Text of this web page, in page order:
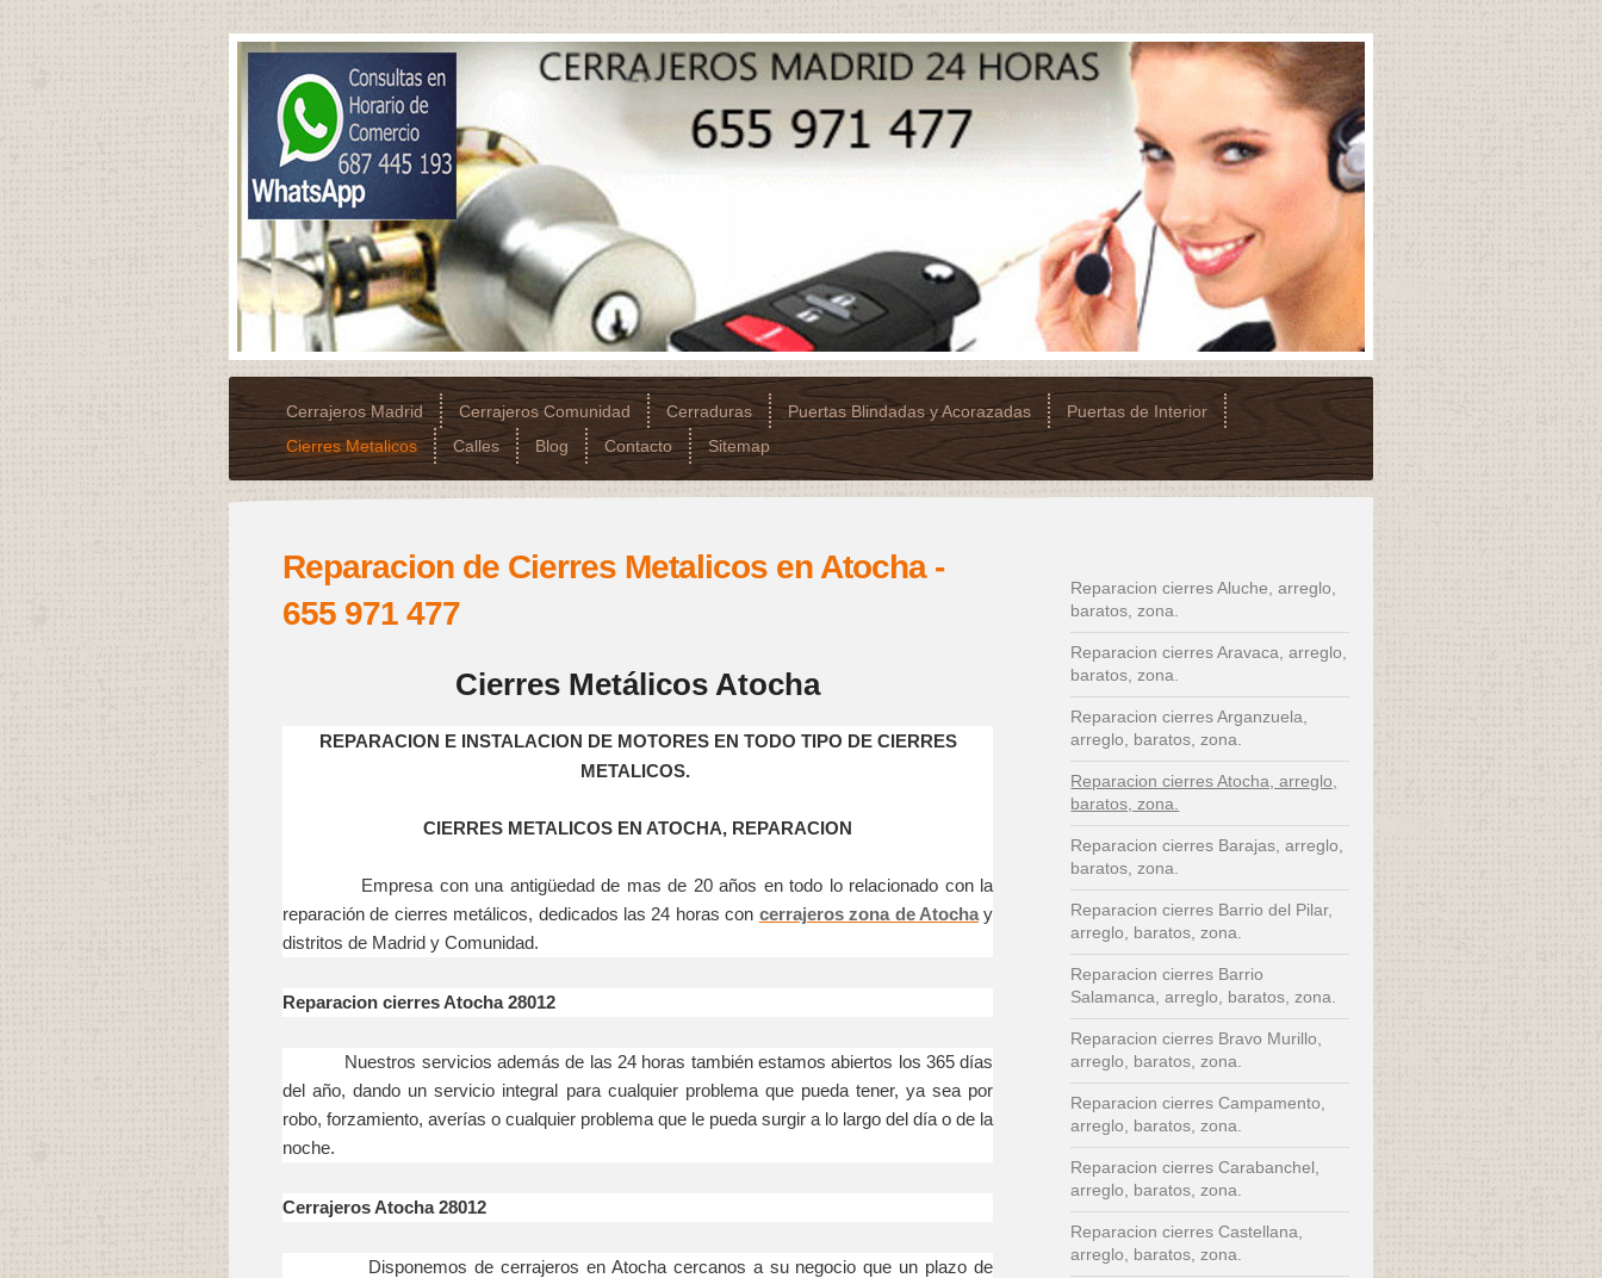
Cerrajeros Madrid Cerrajeros Comunidad Cerraduras Puertas Blindadas y Acorazadas
Puertas de Interior
Cierres Metalicos
Calles Blog Contacto Sitemap
Reparacion de Cierres Metalicos en Atocha -
655 971 477
Cierres Metálicos Atocha
REPARACION E INSTALACION DE MOTORES EN TODO TIPO DE CIERRES
METALICOS.
CIERRES METALICOS EN ATOCHA, REPARACION
Empresa con una antigüedad de mas de 20 años en todo lo relacionado con la
reparación de cierres metálicos, dedicados las 24 horas con cerrajeros zona de Atocha y
distritos de Madrid y Comunidad.
Reparacion cierres Atocha 28012
Nuestros servicios además de las 24 horas también estamos abiertos los 365 días
del año, dando un servicio integral para cualquier problema que pueda tener, ya sea por
robo, forzamiento, averías o cualquier problema que le pueda surgir a lo largo del día o de la
noche.
Cerrajeros Atocha 28012
Disponemos de cerrajeros en Atocha cercanos a su negocio que un plazo de
Reparacion cierres Aluche, arreglo,
baratos, zona.
Reparacion cierres Aravaca, arreglo,
baratos, zona.
Reparacion cierres Arganzuela,
arreglo, baratos, zona.
Reparacion cierres Atocha, arreglo,
baratos, zona.
Reparacion cierres Barajas, arreglo,
baratos, zona.
Reparacion cierres Barrio del Pilar,
arreglo, baratos, zona.
Reparacion cierres Barrio
Salamanca, arreglo, baratos, zona.
Reparacion cierres Bravo Murillo,
arreglo, baratos, zona.
Reparacion cierres Campamento,
arreglo, baratos, zona.
Reparacion cierres Carabanchel,
arreglo, baratos, zona.
Reparacion cierres Castellana,
arreglo, baratos, zona.